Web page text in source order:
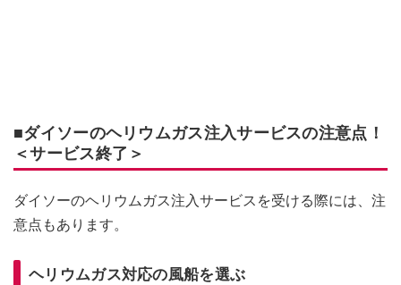
■ダイソーのヘリウムガス注入サービスの注意点！
＜サービス終了＞
ダイソーのヘリウムガス注入サービスを受ける際には、注
意点もあります。
ヘリウムガス対応の風船を選ぶ